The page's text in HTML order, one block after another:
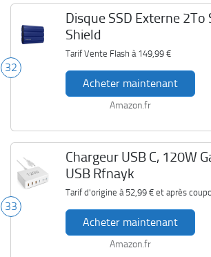
32
Disque SSD Externe 2To
Shield
Tarif Vente Flash à 149,99 €
Acheter maintenant
Amazon.fr
33
Chargeur USB C, 120W
USB Rfnayk
Tarif d'origine à 52,99 €et après
Acheter maintenant
Amazon.fr